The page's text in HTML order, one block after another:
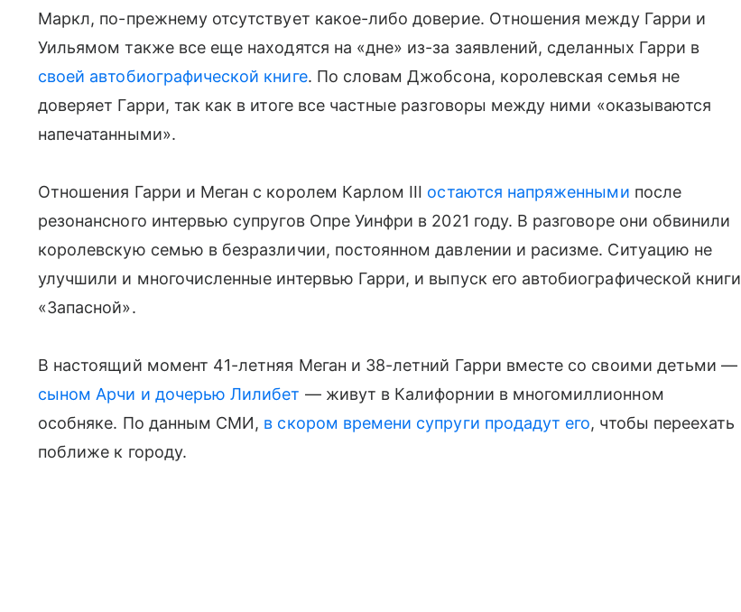
Маркл, по-прежнему отсутствует какое-либо доверие. Отношения между Гарри и
Уильямом также все еще находятся на «дне» из-за заявлений, сделанных Гарри в
своей автобиографической книге. По словам Джобсона, королевская семья не
доверяет Гарри, так как в итоге все частные разговоры между ними «оказываются
напечатанными».
Отношения Гарри и Меган с королем Карлом III остаются напряженными после
резонансного интервью супругов Опре Уинфри в 2021 году. В разговоре они обвинили
королевскую семью в безразличии, постоянном давлении и расизме. Ситуацию не
улучшили и многочисленные интервью Гарри, и выпуск его автобиографической книги
«Запасной».
В настоящий момент 41-летняя Меган и 38-летний Гарри вместе со своими детьми —
сыном Арчи и дочерью Лилибет — живут в Калифорнии в многомиллионном
особняке. По данным СМИ, в скором времени супруги продадут его, чтобы переехать
поближе к городу.